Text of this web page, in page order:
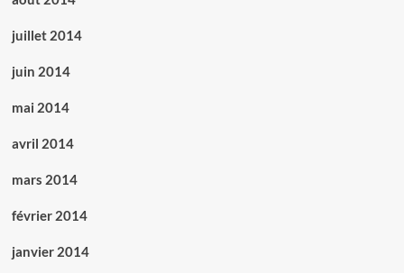
juillet 2014
juin 2014
mai 2014
avril 2014
mars 2014
février 2014
janvier 2014